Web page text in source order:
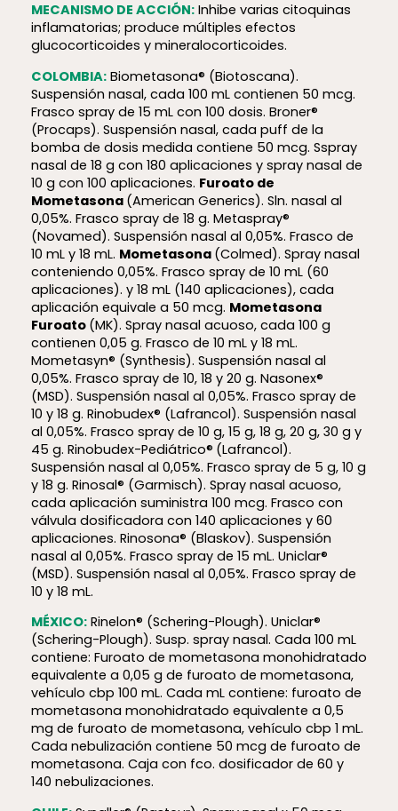
MECANISMO DE ACCIÓN:Inhibe varias citoquinas
inflamatorias; produce múltiples efectos
glucocorticoides y mineralocorticoides.
COLOMBIA:Biometasona® (Biotoscana).
Suspensión nasal, cada 100 mL contienen 50 mcg.
Frasco spray de 15 mL con 100 dosis. Broner®
(Procaps). Suspensión nasal, cada puff de la
bomba de dosis medida contiene 50 mcg. Sspray
nasal de 18 g con 180 aplicaciones y spray nasal de
10 g con 100 aplicaciones. Furoato de
Mometasona (American Generics). Sln. nasal al
0,05%. Frasco spray de 18 g. Metaspray®
(Novamed). Suspensión nasal al 0,05%. Frasco de
10 mL y 18 mL. Mometasona (Colmed). Spray nasal
conteniendo 0,05%. Frasco spray de 10 mL (60
aplicaciones). y 18 mL (140 aplicaciones), cada
aplicación equivale a 50 mcg. Mometasona
Furoato (MK). Spray nasal acuoso, cada 100 g
contienen 0,05 g. Frasco de 10 mL y 18 mL.
Mometasyn® (Synthesis). Suspensión nasal al
0,05%. Frasco spray de 10, 18 y 20 g. Nasonex®
(MSD). Suspensión nasal al 0,05%. Frasco spray de
10 y 18 g. Rinobudex® (Lafrancol). Suspensión nasal
al 0,05%. Frasco spray de 10 g, 15 g, 18 g, 20 g, 30 g y
45 g. Rinobudex-Pediátrico® (Lafrancol).
Suspensión nasal al 0,05%. Frasco spray de 5 g, 10 g
y 18 g. Rinosal® (Garmisch). Spray nasal acuoso,
cada aplicación suministra 100 mcg. Frasco con
válvula dosificadora con 140 aplicaciones y 60
aplicaciones. Rinosona® (Blaskov). Suspensión
nasal al 0,05%. Frasco spray de 15 mL. Uniclar®
(MSD). Suspensión nasal al 0,05%. Frasco spray de
10 y 18 mL.
MÉXICO:Rinelon® (Schering-Plough). Uniclar®
(Schering-Plough). Susp. spray nasal. Cada 100 mL
contiene: Furoato de mometasona monohidratado
equivalente a 0,05 g de furoato de mometasona,
vehículo cbp 100 mL. Cada mL contiene: furoato de
mometasona monohidratado equivalente a 0,5
mg de furoato de mometasona, vehículo cbp 1 mL.
Cada nebulización contiene 50 mcg de furoato de
mometasona. Caja con fco. dosificador de 60 y
140 nebulizaciones.